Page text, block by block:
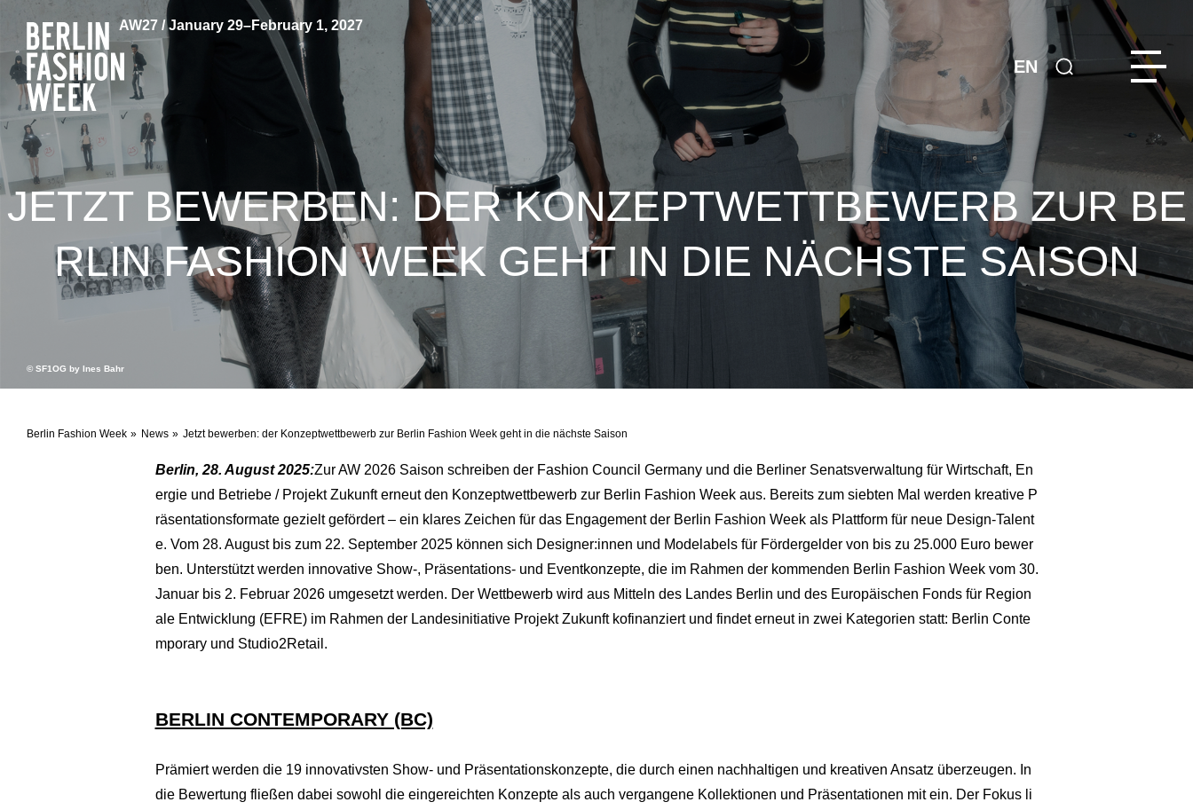
AW27 / January 29–February 1, 2027
EN
Berlin Fashion Week News Jetzt bewerben: der Konzeptwettbewerb zur Berlin Fashion Week geht in die nächste Saison
JETZT BEWERBEN: DER KONZEPTWETTBEWERB ZUR BE
RLIN FASHION WEEK GEHT IN DIE NÄCHSTE SAISON
© SF1OG by Ines Bahr
Berlin, 28. August 2025:Zur AW 2026 Saison schreiben der Fashion Council Germany und die Berliner Senatsverwaltung für Wirtschaft, En
ergie und Betriebe / Projekt Zukunft erneut den Konzeptwettbewerb zur Berlin Fashion Week aus. Bereits zum siebten Mal werden kreative P
räsentationsformate gezielt gefördert – ein klares Zeichen für das Engagement der Berlin Fashion Week als Plattform für neue Design-Talent
e. Vom 28. August bis zum 22. September 2025 können sich Designer:innen und Modelabels für Fördergelder von bis zu 25.000 Euro bewer
ben. Unterstützt werden innovative Show-, Präsentations- und Eventkonzepte, die im Rahmen der kommenden Berlin Fashion Week vom 30.
Januar bis 2. Februar 2026 umgesetzt werden. Der Wettbewerb wird aus Mitteln des Landes Berlin und des Europäischen Fonds für Region
ale Entwicklung (EFRE) im Rahmen der Landesinitiative Projekt Zukunft kofinanziert und findet erneut in zwei Kategorien statt: Berlin Conte
mporary und Studio2Retail.
BERLIN CONTEMPORARY (BC)
Prämiert werden die 19 innovativsten Show- und Präsentationskonzepte, die durch einen nachhaltigen und kreativen Ansatz überzeugen. In
die Bewertung fließen dabei sowohl die eingereichten Konzepte als auch vergangene Kollektionen und Präsentationen mit ein. Der Fokus li